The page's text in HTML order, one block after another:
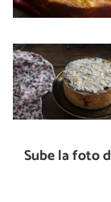
Sube la foto